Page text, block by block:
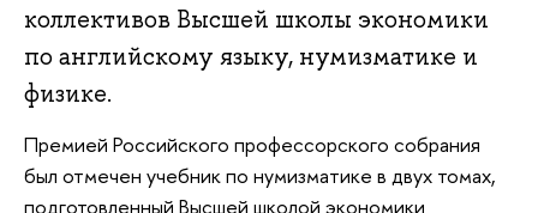
коллективов Высшей школы экономики
по английскому языку, нумизматике и
физике.
Премией Российского профессорского собрания
был отмечен учебник по нумизматике в двух томах,
подготовленный Высшей школой экономики